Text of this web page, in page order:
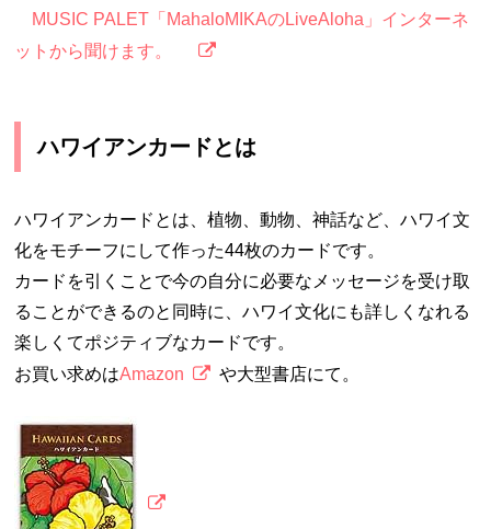
MUSIC PALET「MahaloMIKAのLiveAloha」インターネ
ットから聞けます。
ハワイアンカードとは
ハワイアンカードとは、植物、動物、神話など、ハワイ文
化をモチーフにして作った44枚のカードです。
カードを引くことで今の自分に必要なメッセージを受け取
ることができるのと同時に、ハワイ文化にも詳しくなれる
楽しくてポジティブなカードです。
お買い求めはAmazon や大型書店にて。